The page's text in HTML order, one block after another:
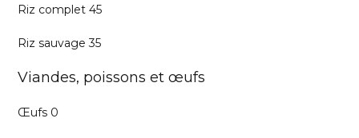
Riz complet 45
Riz sauvage 35
Viandes, poissons et œufs
Œufs 0